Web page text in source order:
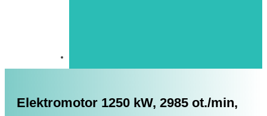
Elektromotor 1250 kW, 2985 ot./min,